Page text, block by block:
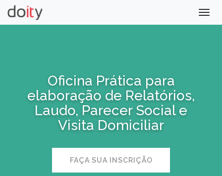
Oficina Prática para
elaboração de Relatórios,
Laudo, Parecer Social e
Visita Domiciliar
FAÇA SUA INSCRIÇÃO